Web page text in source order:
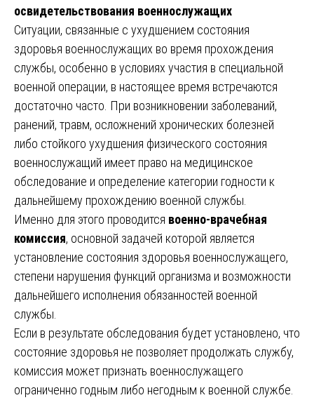
освидетельствования военнослужащих
Ситуации, связанные с ухудшением состояния
здоровья военнослужащих во время прохождения
службы, особенно в условиях участия в специальной
военной операции, в настоящее время встречаются
достаточно часто. При возникновении заболеваний,
ранений, травм, осложнений хронических болезней
либо стойкого ухудшения физического состояния
военнослужащий имеет право на медицинское
обследование и определение категории годности к
дальнейшему прохождению военной службы.
Именно для этого проводится военно-врачебная
комиссия, основной задачей которой является
установление состояния здоровья военнослужащего,
степени нарушения функций организма и возможности
дальнейшего исполнения обязанностей военной
службы.
Если в результате обследования будет установлено, что
состояние здоровья не позволяет продолжать службу,
комиссия может признать военнослужащего
ограниченно годным либо негодным к военной службе.